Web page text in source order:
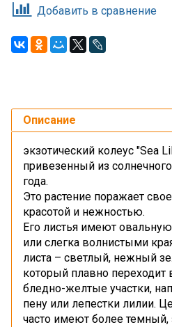
Добавить в сравнение
Описание
экзотический колеус "Sea
привезенный из
года.
Это растение поражает
красотой и нежностью.
Его листья имеют
или слегка волнистыми
листа – светлый, нежный
который плавно
бледно-желтые участки,
пену или лепестки лилии.
часто имеют более темный,